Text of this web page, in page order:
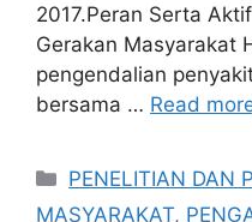
2017.Peran Serta
Gerakan Masyarakat
pengendalian
bersama … Read
Categories
PENELITIAN DAN
MASYARAKAT,